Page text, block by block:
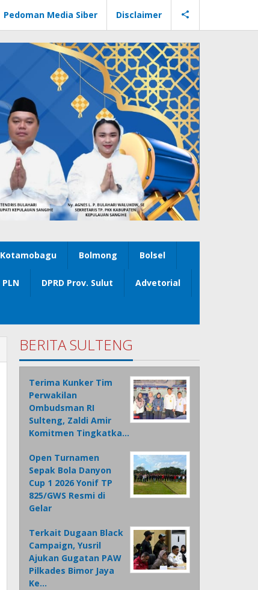
Pedoman Media Siber Disclaimer
Kotamobagu Bolmong Bolsel
PLN DPRD Prov. Sulut Advetorial
BERITA SULTENG
Terima Kunker Tim
Perwakilan
Ombudsman RI
Sulteng, Zaldi Amir
Komitmen Tingkatka…
Open Turnamen
Sepak Bola Danyon
Cup 1 2026 Yonif TP
825/GWS Resmi di
Gelar
Terkait Dugaan Black
Campaign, Yusril
Ajukan Gugatan PAW
Pilkades Bimor Jaya
Ke…